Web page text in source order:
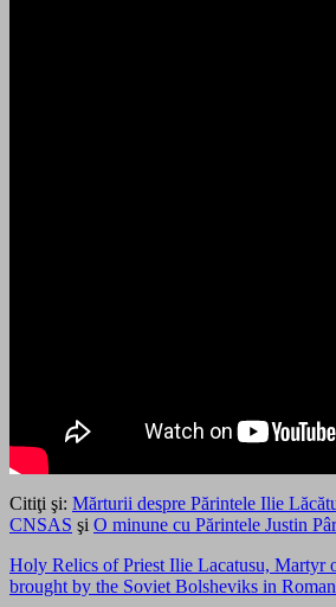
Citiţi şi: Mărturii despre Părintele Ilie
CNSAS şi O minune cu Părintele Justin
Holy Relics of Priest Ilie Lacatusu, Martyr
brought by the Soviet Bolsheviks in